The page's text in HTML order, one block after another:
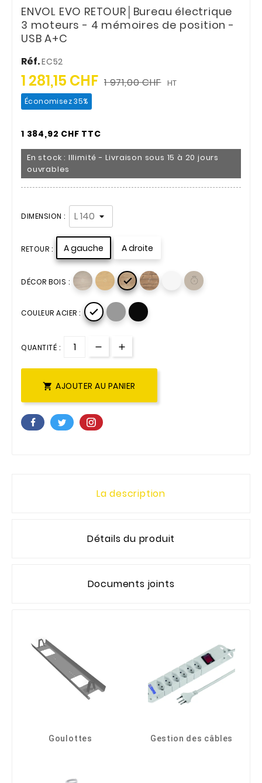
ENVOL EVO RETOUR│Bureau électrique
3 moteurs - 4 mémoires de position -
USB A+C
Réf.EC52
1 281,15 CHF 1 971,00 CHF HT
Économisez 35%
1 384,92 CHF TTC
En stock : Illimité - Livraison sous 15 à 20 jours
ouvrables
DIMENSION :
RETOUR : A gauche A droite
DÉCOR BOIS : 
COULEUR ACIER : 
QUANTITÉ :
 AJOUTER AU PANIER
La description
Détails du produit
Documents joints
Goulottes Gestion des câbles